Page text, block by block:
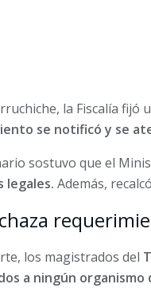
la Fiscalía
se notificó y se
sostuvo que el
legales. Además,
los magistrados del
a ningún organismo